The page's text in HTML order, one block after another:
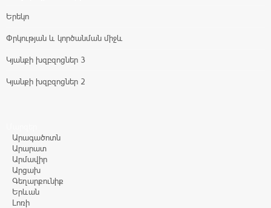
Երեկո
Փրկության և կործանման միջև
Կյանքի խզբզոցներ 3
Կյանքի խզբզոցներ 2
Արագածոտն
Արարատ
Արմավիր
Արցախ
Գեղարքունիք
Երևան
Լոռի